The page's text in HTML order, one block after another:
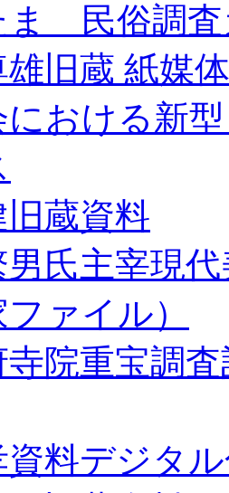
ま 民俗調査
雄旧蔵 紙媒
における新
蔵資料
男氏主宰現
ファイル）
寺院重宝調
資料デジタ